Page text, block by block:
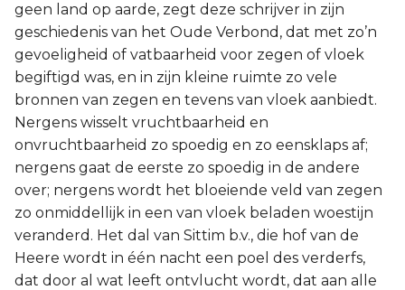
geen land op aarde, zegt deze schrijver in zijn
geschiedenis van het Oude Verbond, dat met zo’n
gevoeligheid of vatbaarheid voor zegen of vloek
begiftigd was, en in zijn kleine ruimte zo vele
bronnen van zegen en tevens van vloek aanbiedt.
Nergens wisselt vruchtbaarheid en
onvruchtbaarheid zo spoedig en zo eensklaps af;
nergens gaat de eerste zo spoedig in de andere
over; nergens wordt het bloeiende veld van zegen
zo onmiddellijk in een van vloek beladen woestijn
veranderd. Het dal van Sittim b.v., die hof van de
Heere wordt in één nacht een poel des verderfs,
dat door al wat leeft ontvlucht wordt, dat aan alle